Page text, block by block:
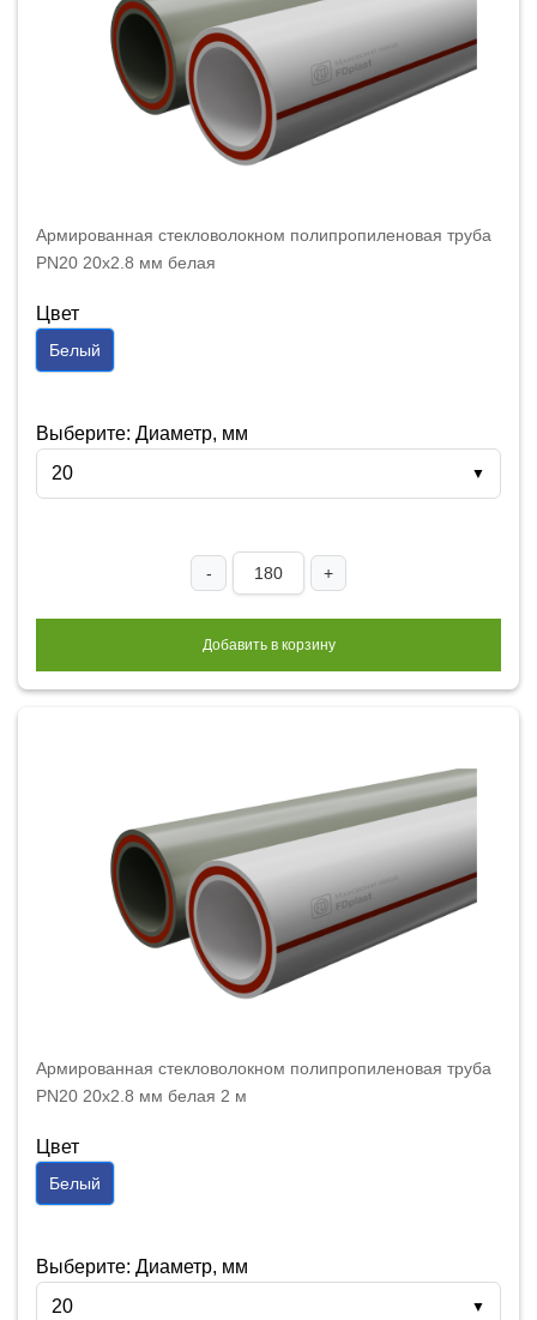
Армированная стекловолокном полипропиленовая труба
PN20 20x2.8 мм белая
Цвет
Белый
Выберите: Диаметр, мм
20
▼
- +
Добавить в корзину
Армированная стекловолокном полипропиленовая труба
PN20 20x2.8 мм белая 2 м
Цвет
Белый
Выберите: Диаметр, мм
20
▼